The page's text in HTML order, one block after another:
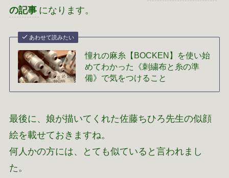
の記事 になります。
あわせて読みたい
憧れの麻糸【BOCKEN】を使い始
めてわかった《刺繍布と糸の準
備》で気をつけること
最後に、娘が描いてくれた佐藤ちひろ先生の似顔
絵を載せておきますね。
何人かの方には、とても似ていると言われまし
た。